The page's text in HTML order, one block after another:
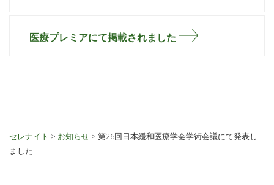
医療プレミアにて掲載されました
セレナイト > お知らせ > 第26回日本緩和医療学会学術会議にて発表し
ました